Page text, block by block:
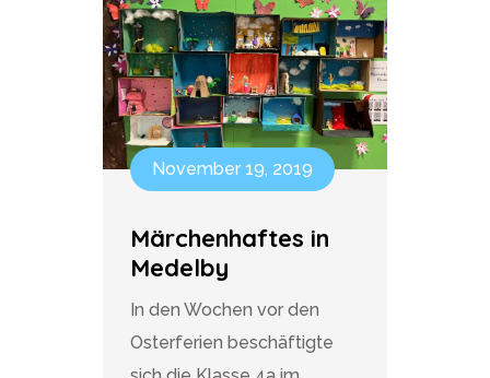
November 19, 2019
Märchenhaftes in
Medelby
In den Wochen vor den
Osterferien beschäftigte